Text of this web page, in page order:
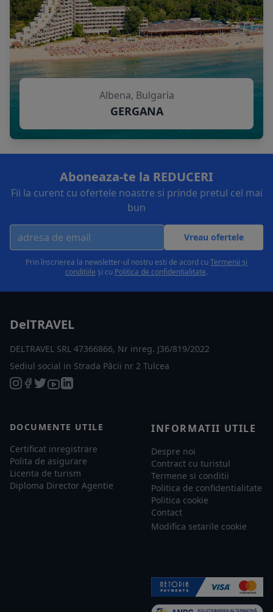
Albena, Bulgaria
GERGANA
Aboneaza-te la REDUCERI
Fii la curent cu ofertele noastre si prinde pretul cel mai
bun
Vreau ofertele
Prin înscrierea la newsletter-ul nostru esti de acord cuTermenii și
condițiile și cu Politica de confidențialitate.
DelTRAVEL
DELTRAVEL SRL 47366866, Nr inreg. J36/819/2022
Sediul social in Strada Păcii nr 2 Tulcea
DOCUMENTE UTILE
Certificat inregistrare
Polita de asigurare
Licenta de turism
Diploma Director Agentie
INFORMATII UTILE
Despre noi
Contract cu turistul
Termene si conditii
Politica de confidentialitate
Politica cookie
Contact
Modifica setarile cookie